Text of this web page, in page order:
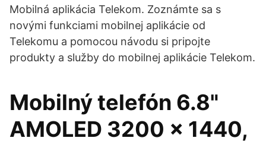
Mobilná aplikácia Telekom. Zoznámte sa s
novými funkciami mobilnej aplikácie od
Telekomu a pomocou návodu si pripojte
produkty a služby do mobilnej aplikácie Telekom.
Mobilný telefón 6.8"
AMOLED 3200 × 1440,